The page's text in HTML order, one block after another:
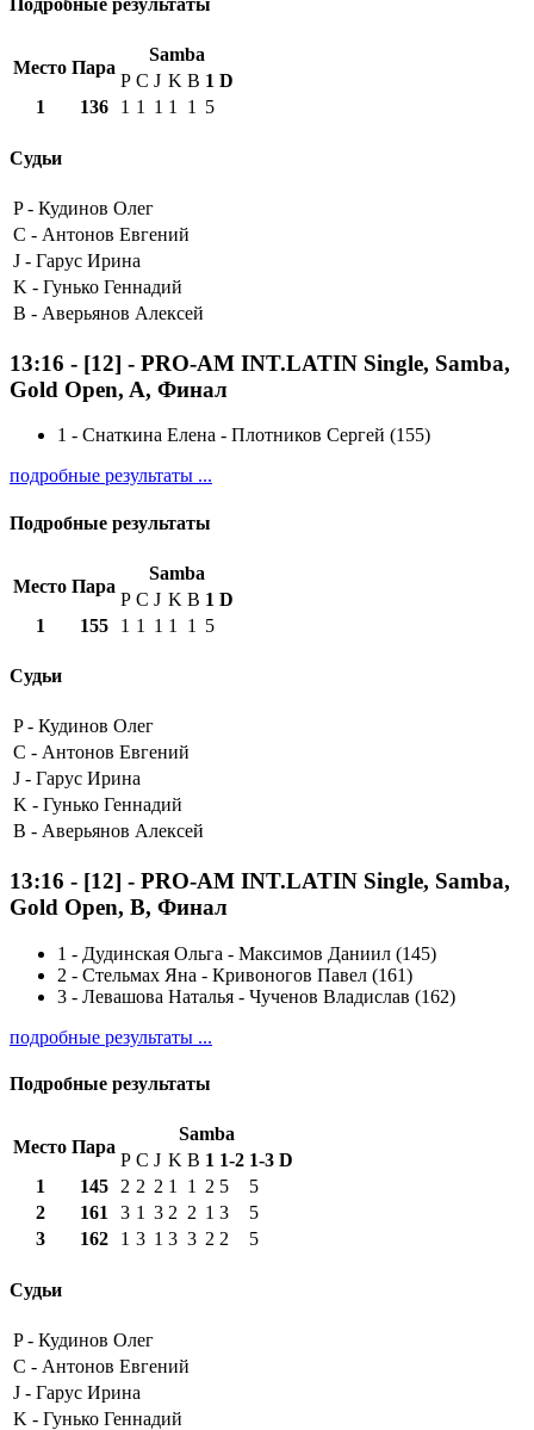
Подробные результаты
Место Пара
Samba
P C J K B 1 D
1
136 1 1 1 1 1 5
Судьи
P - Кудинов Олег
C - Антонов Евгений
J - Гарус Ирина
K - Гунько Геннадий
B - Аверьянов Алексей
13:16 - [12] - PRO-AM INT.LATIN Single, Samba,
Gold Open, A, Финал
1 - Снаткина Елена - Плотников Сергей (155)
подробные результаты ...
Подробные результаты
Место Пара
Samba
P C J K B 1 D
1
155 1 1 1 1 1 5
Судьи
P - Кудинов Олег
C - Антонов Евгений
J - Гарус Ирина
K - Гунько Геннадий
B - Аверьянов Алексей
13:16 - [12] - PRO-AM INT.LATIN Single, Samba,
Gold Open, B, Финал
1 - Дудинская Ольга - Максимов Даниил (145)
2 - Стельмах Яна - Кривоногов Павел (161)
3 - Левашова Наталья - Чученов Владислав (162)
подробные результаты ...
Подробные результаты
Место Пара
Samba
P C J K B 1 1-2 1-3 D
1
145 2 2 2 1 1 2 5
5
2
161 3 1 3 2 2 1 3
5
3
162 1 3 1 3 3 2 2 5
Судьи
P - Кудинов Олег
C - Антонов Евгений
J - Гарус Ирина
K - Гунько Геннадий